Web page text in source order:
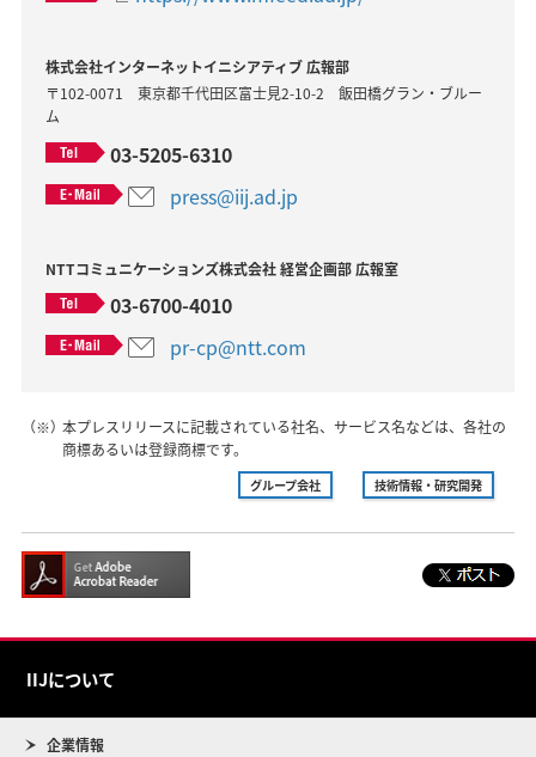
株式会社インターネットイニシアティブ 広報部
〒102-0071 東京都千代田区富士見2-10-2 飯田橋グラン・ブルー
ム
03-5205-6310
press@iij.ad.jp
NTTコミュニケーションズ株式会社 経営企画部 広報室
03-6700-4010
pr-cp@ntt.com
（※）本プレスリリースに記載されている社名、サービス名などは、各社の
商標あるいは登録商標です。
グループ会社 技術情報・研究開発
IIJについて
企業情報